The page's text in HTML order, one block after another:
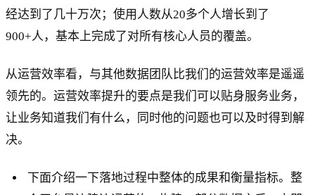
经达到了几十万次；使用人数从20多个人增长到了
900+人，基本上完成了对所有核心人员的覆盖。
从运营效率看，与其他数据团队比我们的运营效率是遥遥
领先的。运营效率提升的要点是我们可以贴身服务业务，
让业务知道我们有什么，同时他的问题也可以及时得到解
决。
下面介绍一下落地过程中整体的成果和衡量指标。整